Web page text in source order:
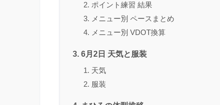
ポイント練習 結果
メニュー別 ペースまとめ
メニュー別 VDOT換算
6月2日 天気と服装
天気
服装